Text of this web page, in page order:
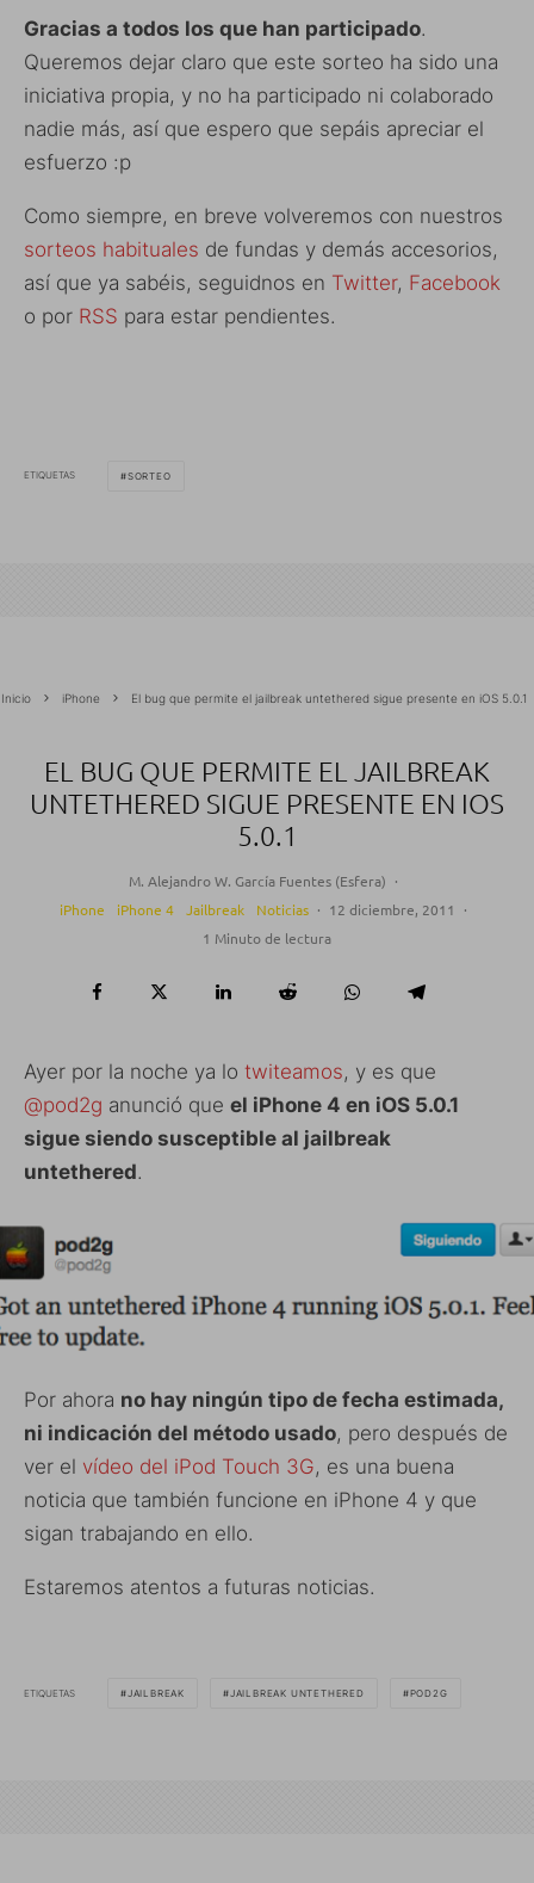
Gracias a todos los que han participado.
Queremos dejar claro que este sorteo ha sido una
iniciativa propia, y no ha participado ni colaborado
nadie más, así que espero que sepáis apreciar el
esfuerzo :p
Como siempre, en breve volveremos con nuestros
sorteos habituales de fundas y demás accesorios,
así que ya sabéis, seguidnos en Twitter, Facebook
o por RSS para estar pendientes.
ETIQUETAS SORTEO
Inicio iPhone El bug que permite el jailbreak untethered sigue presente en iOS 5.0.1
EL BUG QUE PERMITE EL JAILBREAK
UNTETHERED SIGUE PRESENTE EN IOS
5.0.1
M. Alejandro W. García Fuentes (Esfera) ·
iPhone
iPhone 4 Jailbreak Noticias · 12 diciembre, 2011
·
1 Minuto de lectura
Ayer por la noche ya lo twiteamos, y es que
@pod2g anunció que el iPhone 4 en iOS 5.0.1
sigue siendo susceptible al jailbreak
untethered.
Por ahora no hay ningún tipo de fecha estimada,
ni indicación del método usado, pero después de
ver el vídeo del iPod Touch 3G, es una buena
noticia que también funcione en iPhone 4 y que
sigan trabajando en ello.
Estaremos atentos a futuras noticias.
ETIQUETAS JAILBREAK JAILBREAK UNTETHERED POD2G